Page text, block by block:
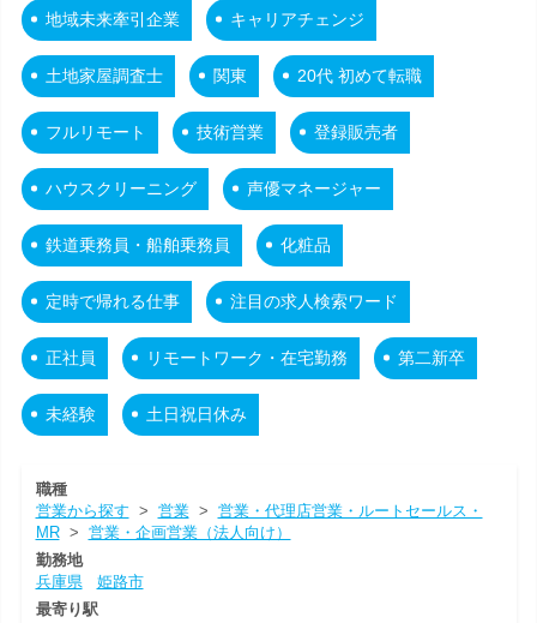
地域未来牽引企業 キャリアチェンジ
土地家屋調査士 関東 20代 初めて転職
フルリモート 技術営業 登録販売者
ハウスクリーニング 声優マネージャー
鉄道乗務員・船舶乗務員 化粧品
定時で帰れる仕事 注目の求人検索ワード
正社員 リモートワーク・在宅勤務 第二新卒
未経験 土日祝日休み
職種
営業から探す > 営業> 営業・代理店営業・ルートセールス・
MR> 営業・企画営業（法人向け）
勤務地
兵庫県
姫路市
最寄り駅